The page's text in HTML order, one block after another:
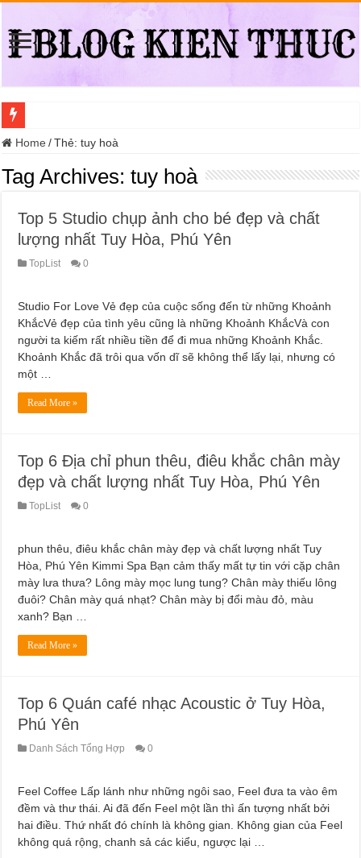
Địa điểm đổi bằng lái xe ô tô quá hạn đáng tin cậy tại Quận 3
Trung tâm nào học thi giấy phép lái xe hạng A (A2 cũ), A1 uy tín tại Hồ
Đồng Hồ Tại Kronos Luxury Timepieces Có Cam Kết Chính Hãng Không?
Gợi Ý Các Trường Trung Cấp Nghề Uy Tín Tại Nghệ An Nên Tham Khảo
Top 8 Xưởng Chuyên May Đồng Phục Theo Yêu Cầu Tại Phường Bàn Cờ
Chăm Sóc Ô Tô Lưu Động Tại Nhà Phường Phú Thọ HCM
Trung Tâm Đào Tạo Sát Hạch Lái Xe C1 Uy Tín Tại Thành Phố Thủ Đức,
Dịch Vụ Sửa Chữa Ô Tô Tại Nhà Phường Hòa Hưng
Home / Thẻ:tuy hoà
Tag Archives:tuy hoà
Top 5 Studio chụp ảnh cho bé đẹp và chất
lượng nhất Tuy Hòa, Phú Yên
TopList 0
Studio For Love Vẻ đẹp của cuộc sống đến từ những Khoảnh
KhắcVẻ đẹp của tình yêu cũng là những Khoảnh KhắcVà con
người ta kiếm rất nhiều tiền để đi mua những Khoảnh Khắc.
Khoảnh Khắc đã trôi qua vốn dĩ sẽ không thể lấy lại, nhưng có
một …
Read More »
Top 6 Địa chỉ phun thêu, điêu khắc chân mày
đẹp và chất lượng nhất Tuy Hòa, Phú Yên
TopList 0
phun thêu, điêu khắc chân mày đẹp và chất lượng nhất Tuy
Hòa, Phú Yên Kimmi Spa Bạn cảm thấy mất tự tin với cặp chân
mày lưa thưa? Lông mày mọc lung tung? Chân mày thiếu lông
đuôi? Chân mày quá nhạt? Chân mày bị đổi màu đỏ, màu
xanh? Bạn …
Read More »
Top 6 Quán café nhạc Acoustic ở Tuy Hòa,
Phú Yên
Danh Sách Tổng Hợp 0
Feel Coffee Lấp lánh như những ngôi sao, Feel đưa ta vào êm
đềm và thư thái. Ai đã đến Feel một lần thì ấn tượng nhất bởi
hai điều. Thứ nhất đó chính là không gian. Không gian của Feel
không quá rộng, chanh sả các kiểu, ngược lại …